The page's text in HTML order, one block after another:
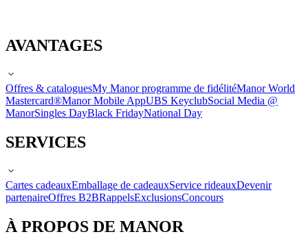
AVANTAGES
Offres & cataloguesMy Manor programme de fidélitéManor World
Mastercard®Manor Mobile AppUBS KeyclubSocial Media @
ManorSingles DayBlack FridayNational Day
SERVICES
Cartes cadeauxEmballage de cadeauxService rideauxDevenir
partenaireOffres B2BRappelsExclusionsConcours
À PROPOS DE MANOR